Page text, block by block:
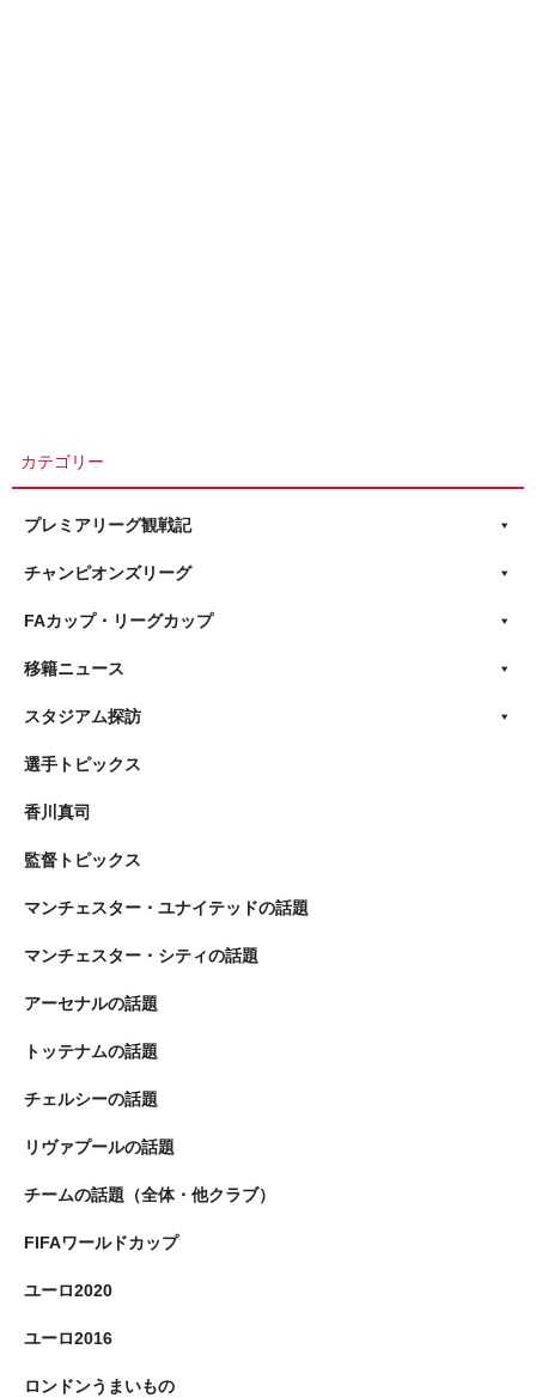
カテゴリー
プレミアリーグ観戦記
チャンピオンズリーグ
FAカップ・リーグカップ
移籍ニュース
スタジアム探訪
選手トピックス
香川真司
監督トピックス
マンチェスター・ユナイテッドの話題
マンチェスター・シティの話題
アーセナルの話題
トッテナムの話題
チェルシーの話題
リヴァプールの話題
チームの話題（全体・他クラブ）
FIFAワールドカップ
ユーロ2020
ユーロ2016
ロンドンうまいもの